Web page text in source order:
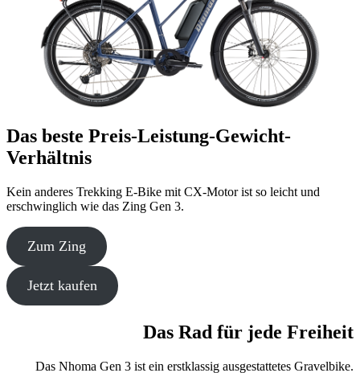
Das beste Preis-Leistung-Gewicht-
Verhältnis
Kein anderes Trekking E-Bike mit CX-Motor ist so leicht und
erschwinglich wie das Zing Gen 3.
Zum Zing
Jetzt kaufen
Das Rad für jede Freiheit
Das Nhoma Gen 3 ist ein erstklassig ausgestattetes Gravelbike.